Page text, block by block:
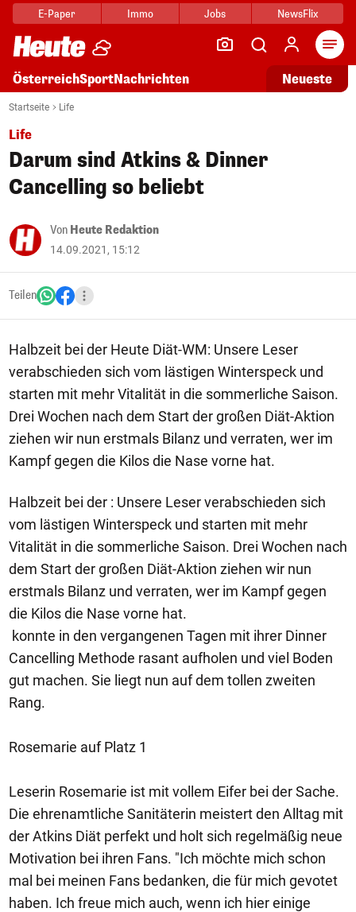
E-Paper Immo Jobs NewsFlix
ÖsterreichSportNachrichten Neueste
Startseite Life
Life
Darum sind Atkins & Dinner
Cancelling so beliebt
Von Heute Redaktion
14.09.2021, 15:12
Teilen
Halbzeit bei der Heute Diät-WM: Unsere Leser
verabschieden sich vom lästigen Winterspeck und
starten mit mehr Vitalität in die sommerliche Saison.
Drei Wochen nach dem Start der großen Diät-Aktion
ziehen wir nun erstmals Bilanz und verraten, wer im
Kampf gegen die Kilos die Nase vorne hat.
Halbzeit bei der : Unsere Leser verabschieden sich
vom lästigen Winterspeck und starten mit mehr
Vitalität in die sommerliche Saison. Drei Wochen nach
dem Start der großen Diät-Aktion ziehen wir nun
erstmals Bilanz und verraten, wer im Kampf gegen
die Kilos die Nase vorne hat.
konnte in den vergangenen Tagen mit ihrer Dinner
Cancelling Methode rasant aufholen und viel Boden
gut machen. Sie liegt nun auf dem tollen zweiten
Rang.
Rosemarie auf Platz 1
Leserin Rosemarie ist mit vollem Eifer bei der Sache.
Die ehrenamtliche Sanitäterin meistert den Alltag mit
der Atkins Diät perfekt und holt sich regelmäßig neue
Motivation bei ihren Fans. "Ich möchte mich schon
mal bei meinen Fans bedanken, die für mich gevotet
haben. Ich freue mich auch, wenn ich hier einige